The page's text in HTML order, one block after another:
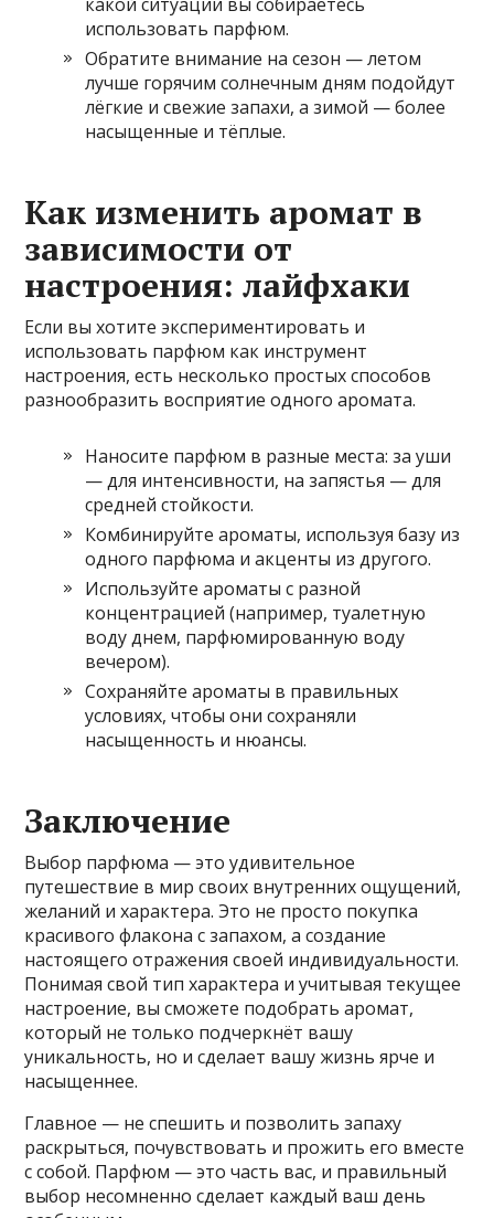
использовать парфюм.
Обратите внимание на сезон — летом
лучше горячим солнечным дням подойдут
лёгкие и свежие запахи, а зимой — более
насыщенные и тёплые.
Как изменить аромат в
зависимости от
настроения: лайфхаки
Если вы хотите экспериментировать и
использовать парфюм как инструмент
настроения, есть несколько простых способов
разнообразить восприятие одного аромата.
Наносите парфюм в разные места: за уши
— для интенсивности, на запястья — для
средней стойкости.
Комбинируйте ароматы, используя базу из
одного парфюма и акценты из другого.
Используйте ароматы с разной
концентрацией (например, туалетную
воду днем, парфюмированную воду
вечером).
Сохраняйте ароматы в правильных
условиях, чтобы они сохраняли
насыщенность и нюансы.
Заключение
Выбор парфюма — это удивительное
путешествие в мир своих внутренних ощущений,
желаний и характера. Это не просто покупка
красивого флакона с запахом, а создание
настоящего отражения своей индивидуальности.
Понимая свой тип характера и учитывая текущее
настроение, вы сможете подобрать аромат,
который не только подчеркнёт вашу
уникальность, но и сделает вашу жизнь ярче и
насыщеннее.
Главное — не спешить и позволить запаху
раскрыться, почувствовать и прожить его вместе
с собой. Парфюм — это часть вас, и правильный
выбор несомненно сделает каждый ваш день